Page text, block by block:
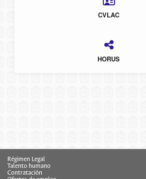
CVLAC
HORUS
Régimen Legal
Talento humano
Contratación